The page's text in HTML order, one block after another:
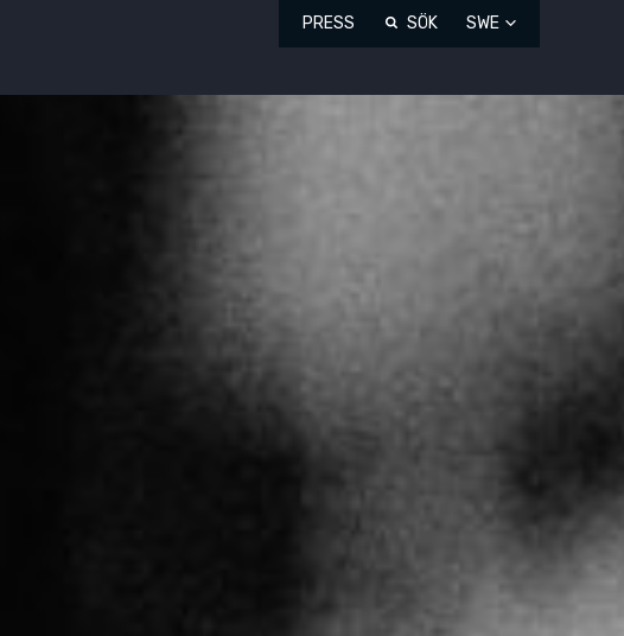
PRESS SÖK SWE